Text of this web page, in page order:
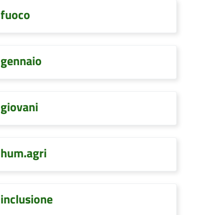
fuoco
gennaio
giovani
hum.agri
inclusione